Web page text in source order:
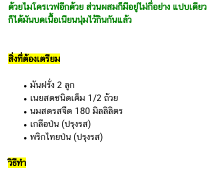
บันเทิง
เกาหลี
ไตล์
ดูด
หญิง
ผู้ชาย
สุขภาพ
ด้วยไมโครเวฟอีกด้วย ส่วนผสมก็มีอยู่ไม่กี่อย่าง แปบเดียว
ก็ได้มันบดเนื้อเนียนนุ่มไว้กินกันแล้ว
สิ่งที่ต้องเตรียม
• มันฝรั่ง 2 ลูก
• เนยสดชนิดเค็ม 1/2 ถ้วย
• นมสดรสจืด 180 มิลลิลิตร
• เกลือป่น (ปรุงรส)
• พริกไทยป่น (ปรุงรส)
วิธีทำ